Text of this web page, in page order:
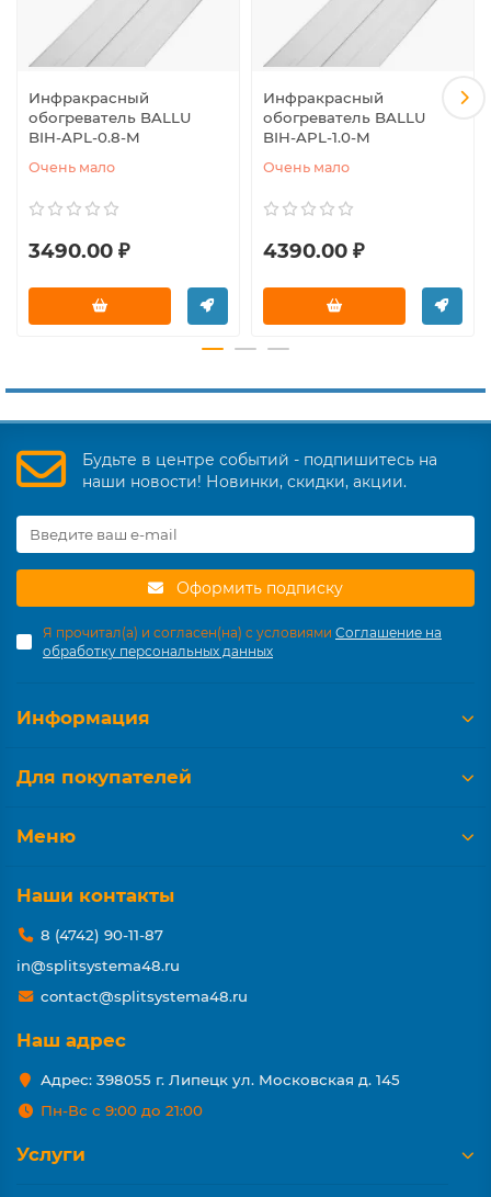
Инфракрасный
обогреватель BALLU
BIH-APL-0.8-M
Очень мало
3490.00 ₽
Инфракрасный
обогреватель BALLU
BIH-APL-1.0-M
Очень мало
4390.00 ₽
Будьте в центре событий - подпишитесь на
наши новости! Новинки, скидки, акции.
Оформить подписку
Я прочитал(а) и согласен(на) с условиями Соглашение на
обработку персональных данных
Информация
Для покупателей
Меню
Наши контакты
8 (4742) 90-11-87
in@splitsystema48.ru
contact@splitsystema48.ru
Наш адрес
Адрес: 398055 г. Липецк ул. Московская д. 145
Пн-Вс с 9:00 до 21:00
Услуги